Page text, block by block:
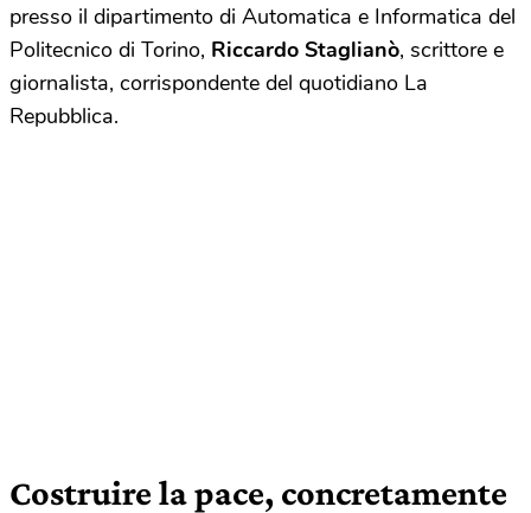
presso il dipartimento di Automatica e Informatica del
Politecnico di Torino, Riccardo Staglianò, scrittore e
giornalista, corrispondente del quotidiano La
Repubblica.
Costruire la pace, concretamente